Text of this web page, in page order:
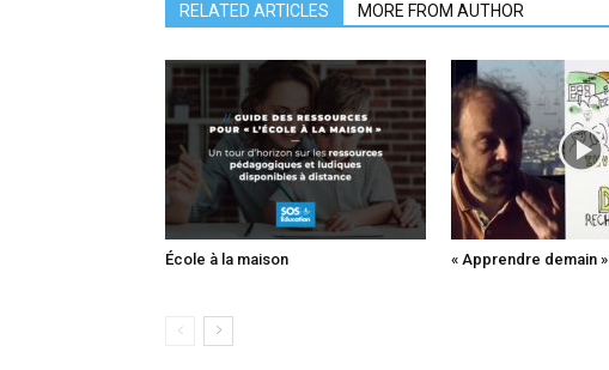
RELATED ARTICLES MORE FROM AUTHOR
École à la maison « Apprendre demain »